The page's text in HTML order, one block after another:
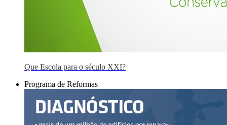
Que Escola para o século XXI?
Programa de Reformas